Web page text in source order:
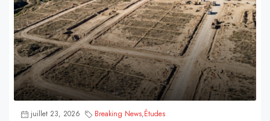
juillet 23, 2026 Breaking News,Études